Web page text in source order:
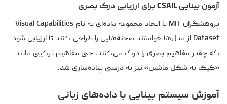
آزمون بینایی CSAIL برای ارزیابی درک بصری
پژوهشگران MIT با ایجاد مجموعه داده‌ای به نام Visual Capabilities
Dataset از مدل‌ها خواستند صحنه‌هایی را طراحی کنند تا ارزیابی شود
که چقدر مفاهیم بصری را درک می‌کنند. حتی مفاهیم ترکیبی مانند
«کیک به شکل ماشین» نیز به درستی پیاده‌سازی شد.
آموزش سیستم بینایی با داده‌های زبانی